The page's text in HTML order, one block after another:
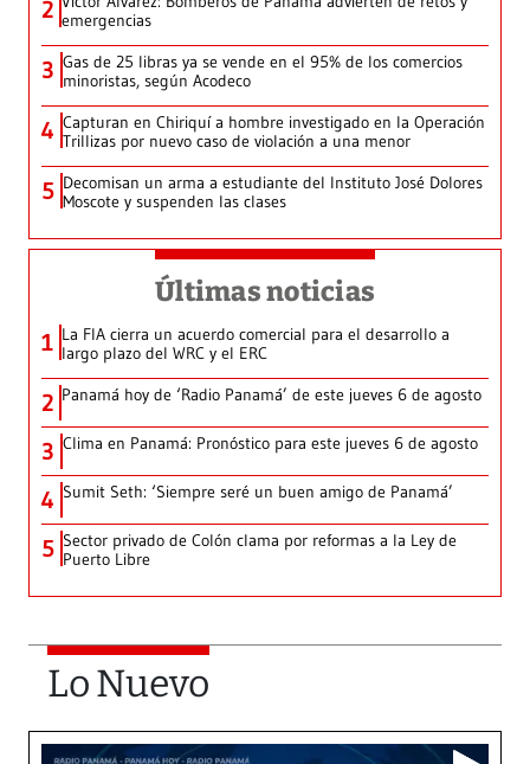
2 emergencias
3 Gas de 25 libras ya se vende en el 95% de los comercios
minoristas, según Acodeco
4 Capturan en Chiriquí a hombre investigado en la Operación
Trillizas por nuevo caso de violación a una menor
5 Decomisan un arma a estudiante del Instituto José Dolores
Moscote y suspenden las clases
Últimas noticias
1 La FIA cierra un acuerdo comercial para el desarrollo a
largo plazo del WRC y el ERC
2 Panamá hoy de ‘Radio Panamá’ de este jueves 6 de agosto
3 Clima en Panamá: Pronóstico para este jueves 6 de agosto
4 Sumit Seth: ‘Siempre seré un buen amigo de Panamá’
5 Sector privado de Colón clama por reformas a la Ley de
Puerto Libre
Lo Nuevo